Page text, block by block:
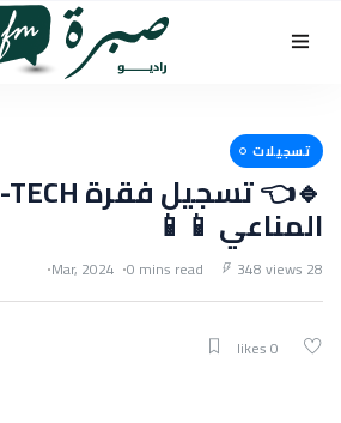
تسجيلات
المناعي 📱📱
28 Mar, 2024
0 mins read 348 views